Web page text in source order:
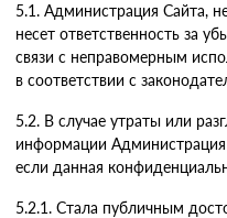
5.1. Администрация Сайта,
несет ответственность за
связи с неправомерным
в соответствии с
5.2. В случае утраты или
информации Администрация
если данная
5.2.1. Стала публичным